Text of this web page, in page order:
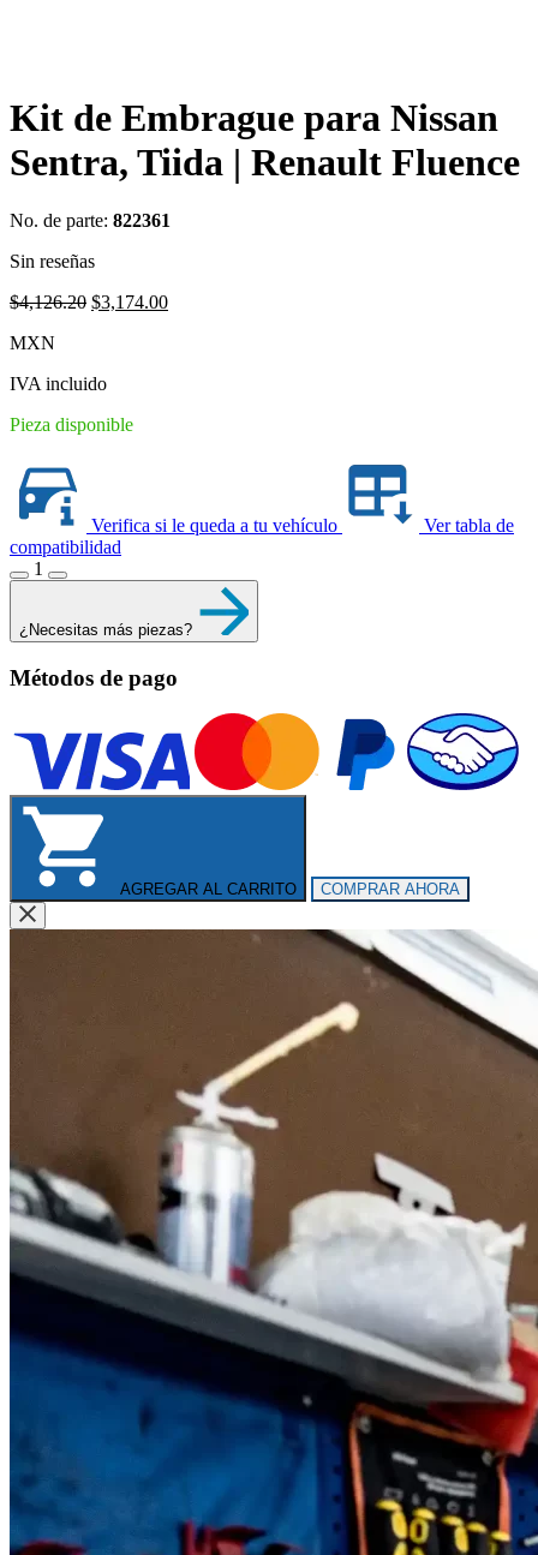
Kit de Embrague para Nissan
Sentra, Tiida | Renault Fluence
No. de parte: 822361
Sin reseñas
$4,126.20 Original
$3,174.00Current
MXN
IVA incluido
Pieza disponible
Verifica si le queda a tu vehículo
Ver tabla de
compatibilidad
1
¿Necesitas más piezas?
Métodos de pago
AGREGAR AL CARRITO COMPRAR AHORA